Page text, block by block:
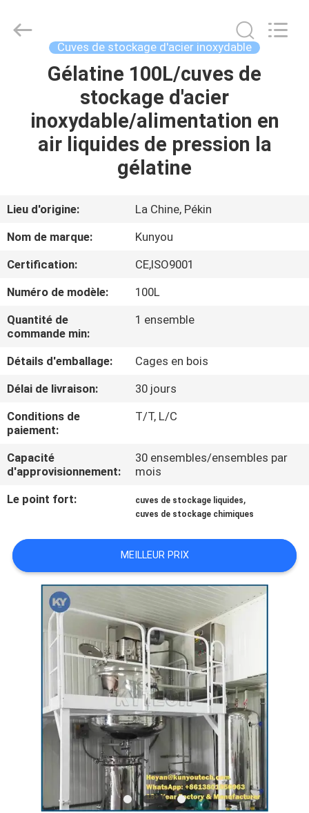
MAISON
VIDÉOS
PROPOS
DE
NOUS
VISITE
DE
L'USINE
CONTRÔLE
DE
LA
NOUVELLES
DEMANDEZ
UN DEVIS
PRIVACY
POLICY
Pharmatech
Cuves de stockage d'acier inoxydable
Gélatine 100L/cuves de
stockage d'acier
inoxydable/alimentation en
air liquides de pression la
gélatine
Lieu d'origine:
La Chine, Pékin
Nom de marque:
Kunyou
Certification:
CE,ISO9001
Numéro de modèle:
100L
Quantité de
commande min:
1 ensemble
Détails d'emballage:
Cages en bois
Délai de livraison:
30 jours
Conditions de
paiement:
T/T, L/C
Capacité
d'approvisionnement:
30 ensembles/ensembles par
mois
Le point fort:
cuves de stockage liquides,
cuves de stockage chimiques
MEILLEUR PRIX